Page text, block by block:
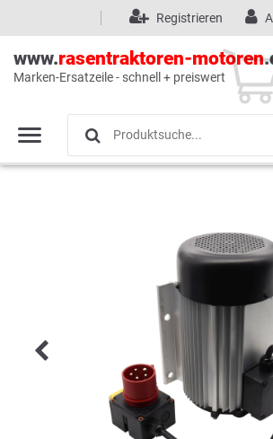
Registrieren
www.rasentraktoren-motoren
Marken-Ersatzeile - schnell + preiswert